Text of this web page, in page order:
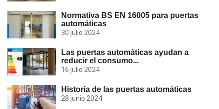
Normativa BS EN 16005 para puertas
automáticas
30 julio 2024
Las puertas automáticas ayudan a
reducir el consumo...
16 julio 2024
Historia de las puertas automáticas
28 junio 2024